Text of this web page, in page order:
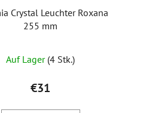
Crystal Leuchter Roxana
255 mm
Auf Lager (4 Stk.)
€31